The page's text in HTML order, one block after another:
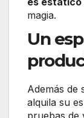
magia.
Un
Además de
alquila su